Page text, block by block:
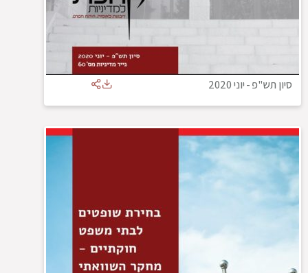
סיון תש"פ-יוני 2020